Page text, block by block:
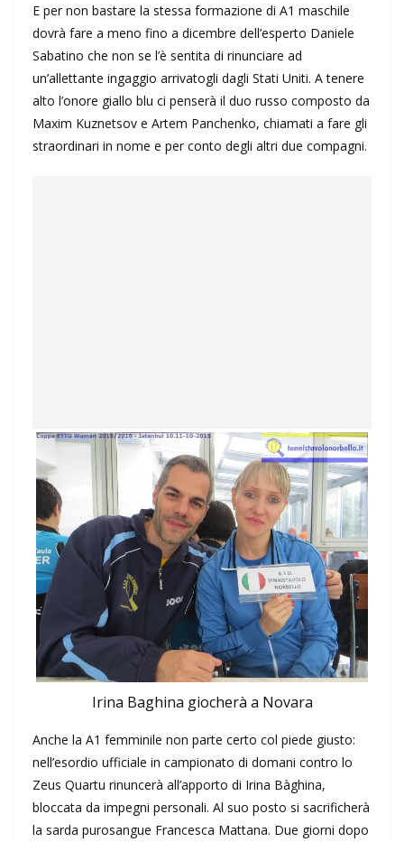
E per non bastare la stessa formazione di A1 maschile
dovrà fare a meno fino a dicembre dell’esperto Daniele
Sabatino che non se l’è sentita di rinunciare ad
un’allettante ingaggio arrivatogli dagli Stati Uniti. A tenere
alto l’onore giallo blu ci penserà il duo russo composto da
Maxim Kuznetsov e Artem Panchenko, chiamati a fare gli
straordinari in nome e per conto degli altri due compagni.
Irina Baghina giocherà a Novara
Anche la A1 femminile non parte certo col piede giusto:
nell’esordio ufficiale in campionato di domani contro lo
Zeus Quartu rinuncerà all’apporto di Irina Bàghina,
bloccata da impegni personali. Al suo posto si sacrificherà
la sarda purosangue Francesca Mattana. Due giorni dopo